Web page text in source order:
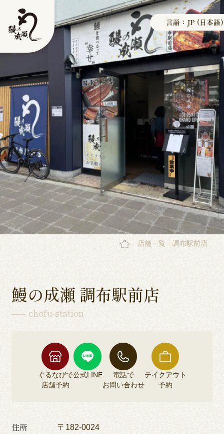
言語：JP (日本語)
店舗一覧 調布駅前店
鰻の成瀬 調布駅前店
chofu-station
ぐるなびで
店舗予約
公式LINE
電話で
お問い合わせ
テイクアウト
予約
住所
〒182-0024